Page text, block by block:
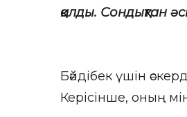
қалды. Сондықтан
Бәйдібек үшін
Керісінше, оның